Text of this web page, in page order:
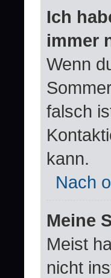
Ich
immer
Wenn
falsch
kann.
Nach
Meine
Meist
nicht